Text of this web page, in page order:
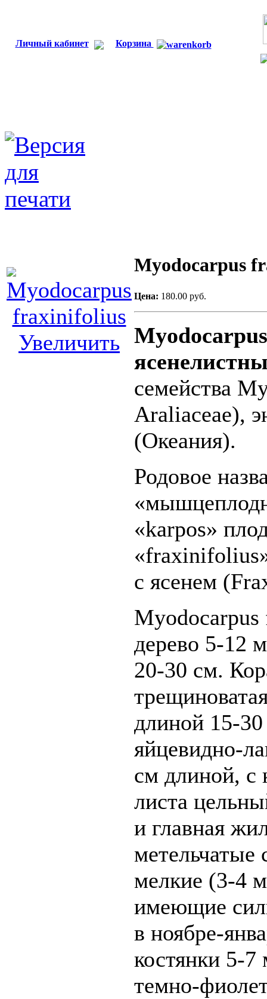
Личный кабинет Корзина
Увеличить
Myodocarpus
Цена: 180.00 руб.
семейства
Araliaceae),
(Океания).
Родовое
«karpos»
«fraxinifolius»
с ясенем
дерево 5-12
20-30 см.
длиной 15-
яйцевидно-
см длиной, с
листа
и главная
метельчатые
мелкие (3-4
имеющие
в ноябре-
костянки 5-
темно-